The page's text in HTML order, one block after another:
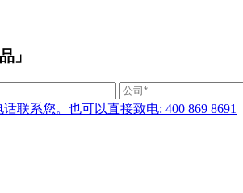
」
联系您。也可以直接致电: 400 869 8691